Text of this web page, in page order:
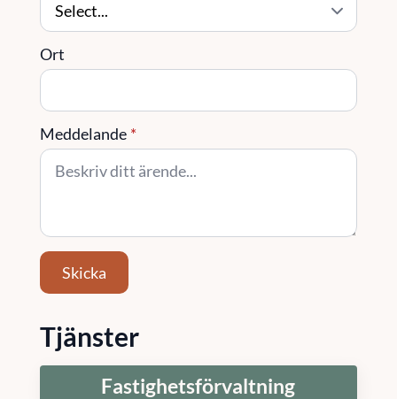
Ort
Meddelande *
Skicka
Tjänster
Fastighetsförvaltning